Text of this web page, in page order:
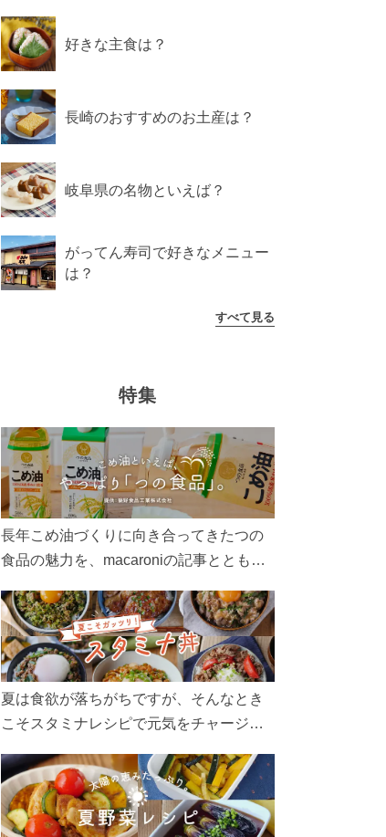
好きな主食は？
長崎のおすすめのお土産は？
岐阜県の名物といえば？
がってん寿司で好きなメニュー
は？
すべて見る
特集
長年こめ油づくりに向き合ってきたつの
食品の魅力を、macaroniの記事とともに
ん、製造現場や品質へのこだわりまで。
こめ油をもっと好きになるコンテンツを
ぜひお楽しみください。
夏は食欲が落ちがちですが、そんなとき
こそスタミナレシピで元気をチャージ！
リ食べて、夏バテを吹き飛ばしましょ
う！